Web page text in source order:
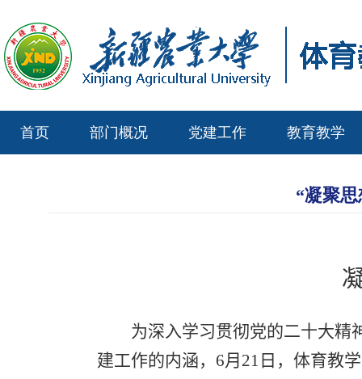
首页 部门概况 党建工作 教育教学
“凝聚
为深入学习贯彻党的二十大精
建工作的内涵， 6月 21 日，体育教